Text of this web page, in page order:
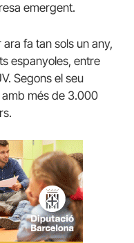
emergent.
fa tan sols un any,
espanyoles, entre
Segons el seu
més de 3.000